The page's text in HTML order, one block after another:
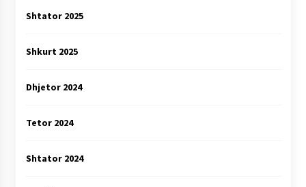
Shtator 2025
Shkurt 2025
Dhjetor 2024
Tetor 2024
Shtator 2024